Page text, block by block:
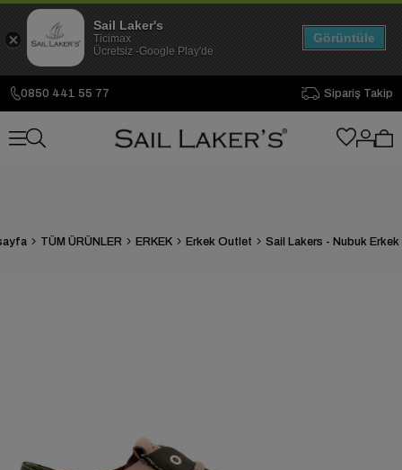
0850 441 55 77 Sipariş Takip
TÜM ÜRÜNLER ERKEK Erkek Outlet
Sail Laker's
Ticimax
Ücretsiz -Google Play'de
Görüntüle